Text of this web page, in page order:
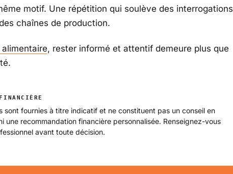
motif. Une répétition qui soulève des interrogations
chaînes de production.
, rester informé et attentif demeure plus que
sont fournies à titre indicatif et ne constituent pas un conseil en
une recommandation financière personnalisée. Renseignez-vous
avant toute décision.